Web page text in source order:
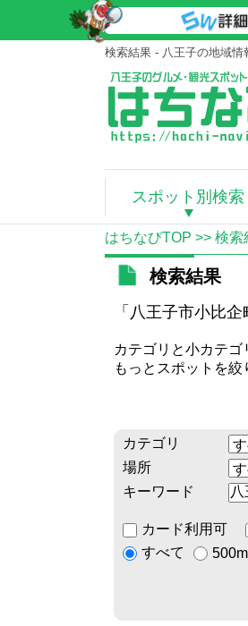
検索結果 - 八王子の地域情
スポット別検索
はちなびTOP >> 検索
検索結果
「八王子市小比
カテゴリと小カテゴ
もっとスポットを絞
カテゴリ
場所
キーワード
カード利用可
すべて
500m